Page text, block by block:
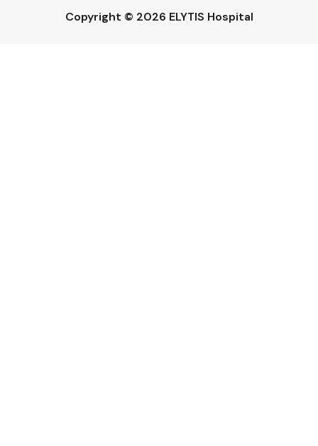
Copyright © 2026 ELYTIS Hospital